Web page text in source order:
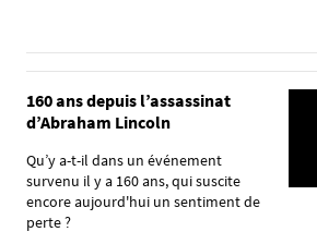
160 ans depuis l’assassinat
d’Abraham Lincoln
Qu’y a-t-il dans un événement
survenu il y a 160 ans, qui suscite
encore aujourd'hui un sentiment de
perte ?